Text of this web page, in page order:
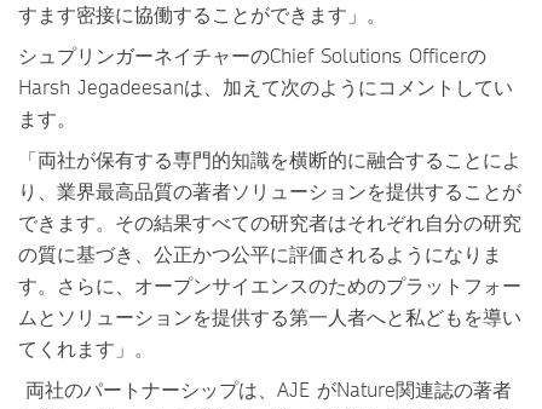
すます密接に協働することができます」。
シュプリンガーネイチャーのChief Solutions Officerの
Harsh Jegadeesanは、加えて次のようにコメントしてい
ます。
「両社が保有する専門的知識を横断的に融合することによ
り、業界最高品質の著者ソリューションを提供することが
できます。その結果すべての研究者はそれぞれ自分の研究
の質に基づき、公正かつ公平に評価されるようになりま
す。さらに、オープンサイエンスのためのプラットフォー
ムとソリューションを提供する第一人者へと私どもを導い
てくれます」。
両社のパートナーシップは、AJE がNature関連誌の著者